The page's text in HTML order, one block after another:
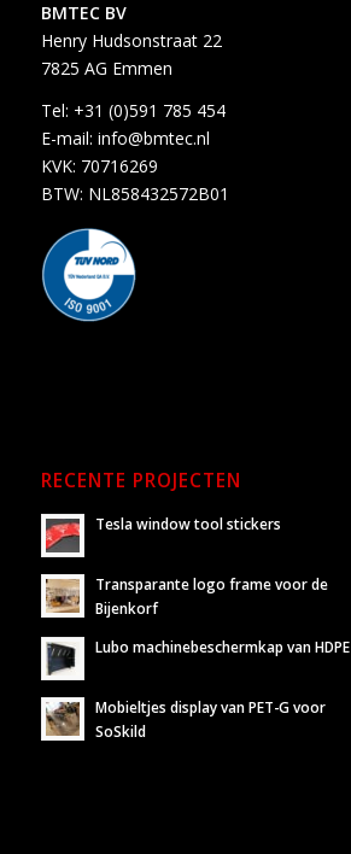
BMTEC BV
Henry Hudsonstraat 22
7825 AG Emmen
Tel: +31 (0)591 785 454
E-mail: info@bmtec.nl
KVK: 70716269
BTW: NL858432572B01
RECENTE PROJECTEN
Tesla window tool stickers
Transparante logo frame voor de
Bijenkorf
Lubo machinebeschermkap van HDPE
Mobieltjes display van PET-G voor
SoSkild